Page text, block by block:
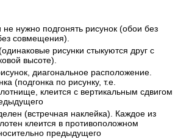
нужно подгонять рисунок (обои без
совмещения).
рисунки стыкуются друг с
высоте).
диагональное расположение.
(подгонка по рисунку, т.е.
клеится с вертикальным сдвигом
(встречная наклейка). Каждое из
клеится в противоположном
предыдущего